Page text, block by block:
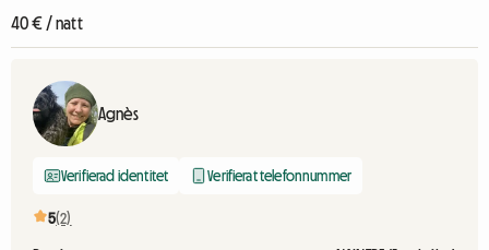
40 € / natt
Agnès
Verifierad identitet Verifierat telefonnummer
5(2)